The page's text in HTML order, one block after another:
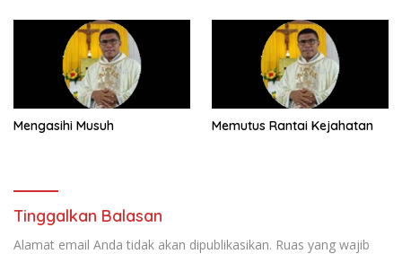
Mengasihi Musuh Memutus Rantai Kejahatan
Tinggalkan Balasan
Alamat email Anda tidak akan dipublikasikan. Ruas yang wajib